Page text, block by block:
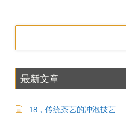
最新文章
18，传统茶艺的冲泡技艺